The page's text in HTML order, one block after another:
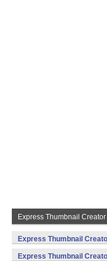
Express Thumbnail Creator
Express Thumbnail
Express Thumbnail